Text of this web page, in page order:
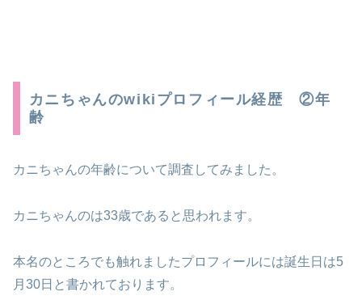
カニちゃんのwikiプロフィール経歴 ②年
齢
カニちゃんの年齢について調査してみました。
カニちゃんのは33歳であると思われます。
本名のところでも触れましたプロフィールには誕生日は5
月30日と書かれております。